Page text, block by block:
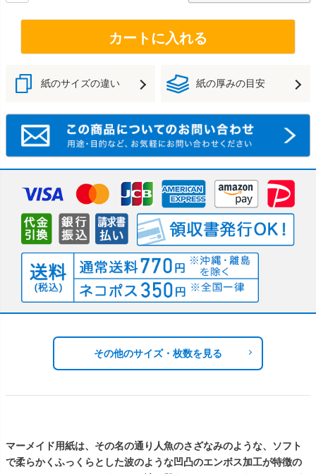
カートに入れる
紙のサイズの違い 紙の厚みの目安
その他のサイズ・枚数を見る
マーメイド用紙は、その名の通り人魚のさざなみのような、ソフト
で柔らかくふっくらとした波のような凹凸のエンボス加工が特徴の